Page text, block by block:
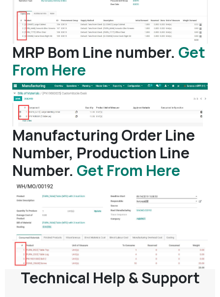
MRP Bom Line number. Get
From Here
Manufacturing Order Line
Number, Production Line
Number. Get From Here
Technical Help & Support